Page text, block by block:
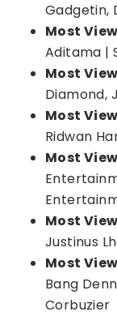
Gadgetin,
Most
Aditama |
Most
Diamond,
Most
Ridwan
Most
Most
Justinus
Most
Bang
Corbuzier